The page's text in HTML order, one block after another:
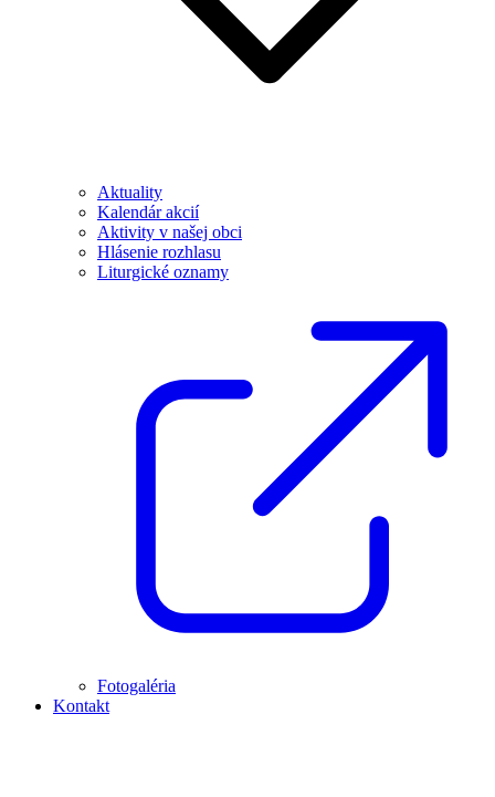
Aktuality
Kalendár akcií
Aktivity v našej obci
Hlásenie rozhlasu
Liturgické oznamy
Fotogaléria
Kontakt